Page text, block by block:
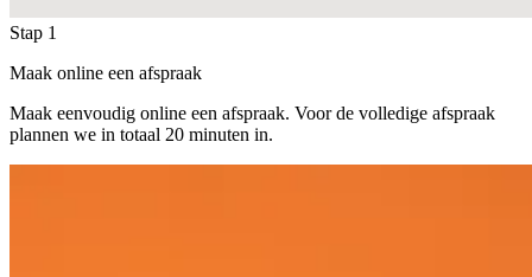
Stap 1
Maak online een afspraak
Maak eenvoudig online een afspraak. Voor de volledige afspraak
plannen we in totaal 20 minuten in.